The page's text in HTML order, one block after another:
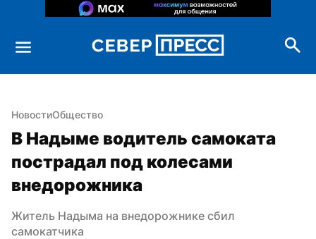
НовостиОбщество
В Надыме водитель самоката
пострадал под колесами
внедорожника
Житель Надыма на внедорожнике сбил
самокатчика